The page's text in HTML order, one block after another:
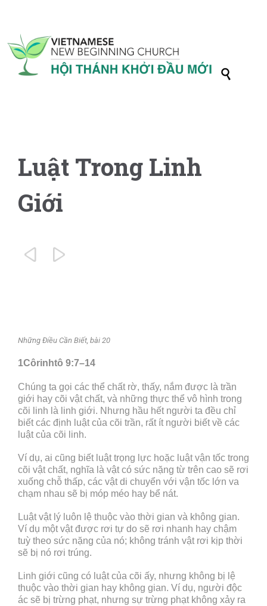

Luật Trong Linh
Giới
 
Những Điều Cần Biết, bài 20
1Côrinhtô 9:7–14
Chúng ta gọi các thể chất rờ, thấy, nắm được là trần
giới hay cõi vật chất, và những thực thể vô hình trong
cõi linh là linh giới. Nhưng hầu hết người ta đều chỉ
biết các định luật của cõi trần, rất ít người biết về các
luật của cõi linh.
Ví dụ, ai cũng biết luật trọng lực hoặc luật vận tốc trong
cõi vật chất, nghĩa là vật có sức nặng từ trên cao sẽ rơi
xuống chỗ thấp, các vật di chuyển với vận tốc lớn va
chạm nhau sẽ bị móp méo hay bể nát.
Luật vật lý luôn lệ thuộc vào thời gian và không gian.
Ví dụ một vật được rơi tự do sẽ rơi nhanh hay chậm
tuỳ theo sức nặng của nó; không tránh vật rơi kịp thời
sẽ bị nó rơi trúng.
Linh giới cũng có luật của cõi ấy, nhưng không bị lệ
thuộc vào thời gian hay không gian. Ví dụ, người độc
ác sẽ bị trừng phạt, nhưng sự trừng phạt không xảy ra